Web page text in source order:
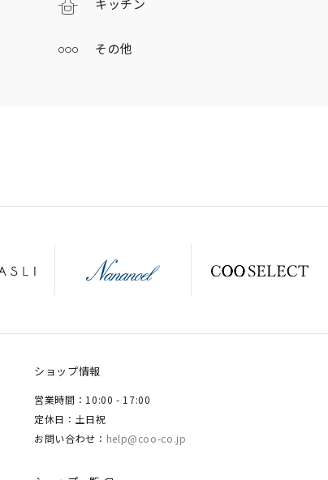
キッチン
その他
ショップ情報
営業時間：10:00 - 17:00
定休日：土日祝
お問い合わせ： help@coo-co.jp